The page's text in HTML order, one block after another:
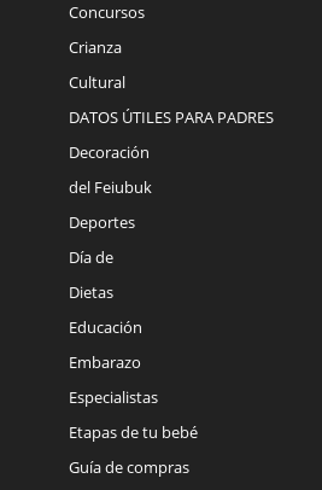
Concursos
Crianza
Cultural
DATOS ÚTILES PARA PADRES
Decoración
del Feiubuk
Deportes
Día de
Dietas
Educación
Embarazo
Especialistas
Etapas de tu bebé
Guía de compras